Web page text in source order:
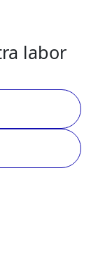
labor